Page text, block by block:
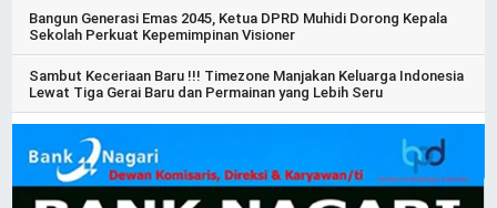
Bangun Generasi Emas 2045, Ketua DPRD Muhidi Dorong Kepala
Sekolah Perkuat Kepemimpinan Visioner
Sambut Keceriaan Baru !!! Timezone Manjakan Keluarga Indonesia
Lewat Tiga Gerai Baru dan Permainan yang Lebih Seru